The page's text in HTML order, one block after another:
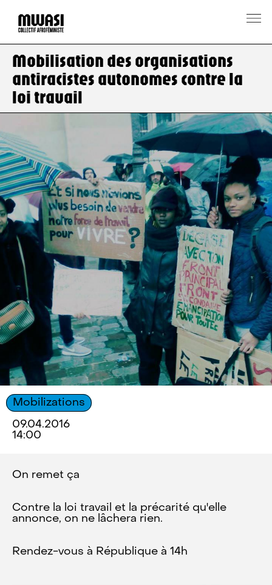
Mobilisation des organisations
antiracistes autonomes contre la
loi travail
Mobilizations
09.04.2016
14:00
On remet ça
Contre la loi travail et la précarité qu'elle
annonce, on ne lâchera rien.
Rendez-vous à République à 14h